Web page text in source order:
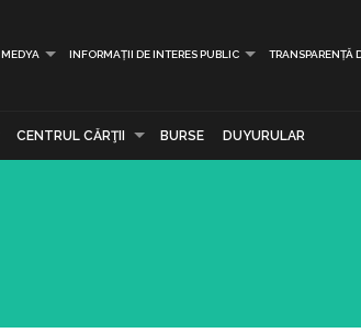
MEDYA INFORMAȚII DE INTERES PUBLIC TRANSPARENȚĂ
CENTRUL CĂRŢII BURSE DUYURULAR